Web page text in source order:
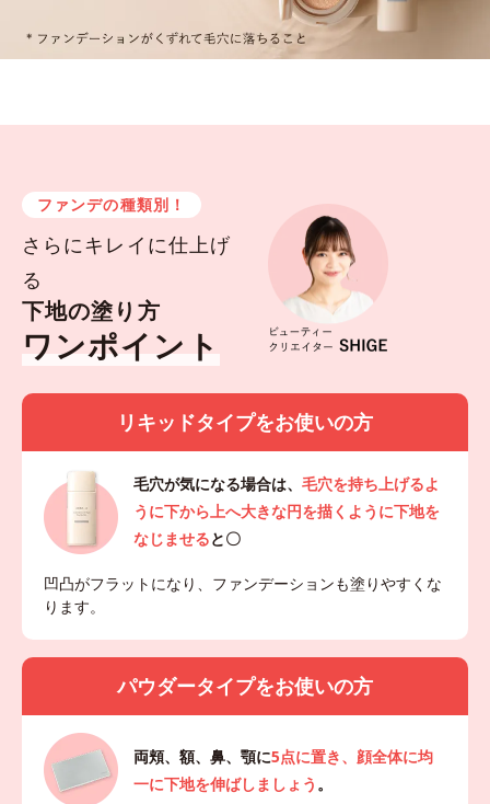
ファンデの種類別！
さらにキレイに仕上げ
る
下地の塗り方
ワンポイント
リキッドタイプをお使いの方
毛穴が気になる場合は、 毛穴を持ち上げるよ
うに下から上へ大きな円を描くように下地を
なじませると〇
凹凸がフラットになり、ファンデーションも塗りやすくな
ります。
パウダータイプをお使いの方
両頬、額、鼻、顎に5点に置き、顔全体に均
一に下地を伸ばしましょう 。